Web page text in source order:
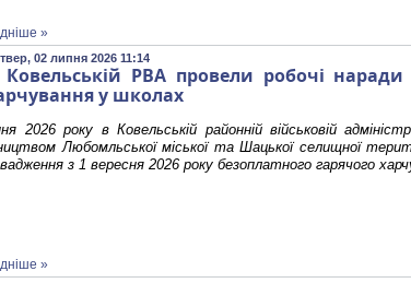
»
02 липня 2026 11:14
РВА провели робочі наради
у школах
2026 року в Ковельській районній військовій
Любомльської міської та Шацької селищної
з 1 вересня 2026 року безоплатного гарячого
»